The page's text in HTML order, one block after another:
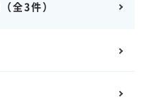
（全3件）